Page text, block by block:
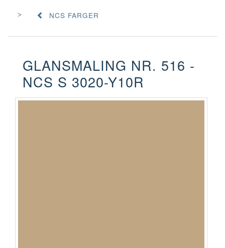
NCS FARGER
GLANSMALING NR. 516 -
NCS S 3020-Y10R